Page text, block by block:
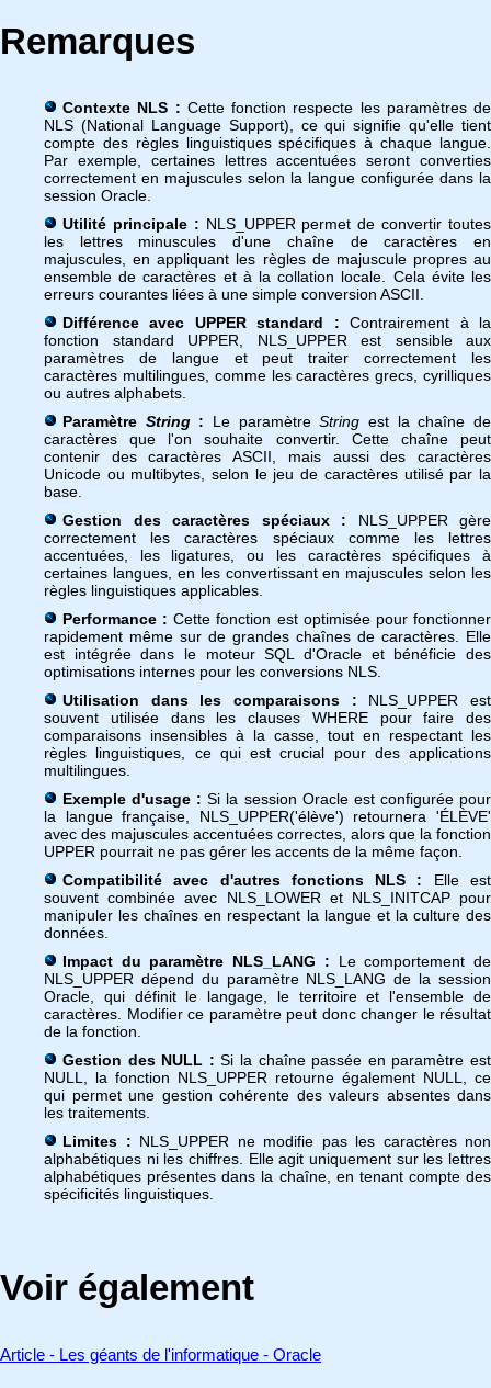
Remarques
Contexte NLS : Cette fonction respecte les paramètres de
NLS (National Language Support), ce qui signifie qu'elle tient
compte des règles linguistiques spécifiques à chaque langue.
Par exemple, certaines lettres accentuées seront converties
correctement en majuscules selon la langue configurée dans la
session Oracle.
Utilité principale : NLS_UPPER permet de convertir toutes
les lettres minuscules d'une chaîne de caractères en
majuscules, en appliquant les règles de majuscule propres au
ensemble de caractères et à la collation locale. Cela évite les
erreurs courantes liées à une simple conversion ASCII.
Différence avec UPPER standard : Contrairement à la
fonction standard UPPER, NLS_UPPER est sensible aux
paramètres de langue et peut traiter correctement les
caractères multilingues, comme les caractères grecs, cyrilliques
ou autres alphabets.
Paramètre String: Le paramètreString est la chaîne de
caractères que l'on souhaite convertir. Cette chaîne peut
contenir des caractères ASCII, mais aussi des caractères
Unicode ou multibytes, selon le jeu de caractères utilisé par la
base.
Gestion des caractères spéciaux : NLS_UPPER gère
correctement les caractères spéciaux comme les lettres
accentuées, les ligatures, ou les caractères spécifiques à
certaines langues, en les convertissant en majuscules selon les
règles linguistiques applicables.
Performance : Cette fonction est optimisée pour fonctionner
rapidement même sur de grandes chaînes de caractères. Elle
est intégrée dans le moteur SQL d'Oracle et bénéficie des
optimisations internes pour les conversions NLS.
Utilisation dans les comparaisons : NLS_UPPER est
souvent utilisée dans les clauses WHERE pour faire des
comparaisons insensibles à la casse, tout en respectant les
règles linguistiques, ce qui est crucial pour des applications
multilingues.
Exemple d'usage : Si la session Oracle est configurée pour
la langue française, NLS_UPPER('élève') retournera 'ÉLÈVE'
avec des majuscules accentuées correctes, alors que la fonction
UPPER pourrait ne pas gérer les accents de la même façon.
Compatibilité avec d'autres fonctions NLS : Elle est
souvent combinée avec NLS_LOWER et NLS_INITCAP pour
manipuler les chaînes en respectant la langue et la culture des
données.
Impact du paramètre NLS_LANG : Le comportement de
NLS_UPPER dépend du paramètre NLS_LANG de la session
Oracle, qui définit le langage, le territoire et l'ensemble de
caractères. Modifier ce paramètre peut donc changer le résultat
de la fonction.
Gestion des NULL : Si la chaîne passée en paramètre est
NULL, la fonction NLS_UPPER retourne également NULL, ce
qui permet une gestion cohérente des valeurs absentes dans
les traitements.
Limites : NLS_UPPER ne modifie pas les caractères non
alphabétiques ni les chiffres. Elle agit uniquement sur les lettres
alphabétiques présentes dans la chaîne, en tenant compte des
spécificités linguistiques.
Voir également
Article - Les géants de l'informatique - Oracle